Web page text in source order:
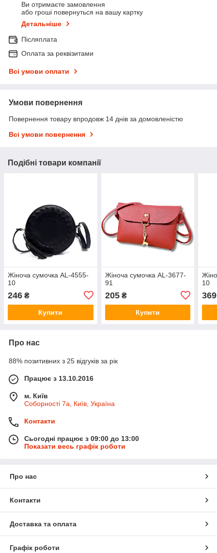
Ви отримаєте замовлення
або гроші повернуться на вашу картку
Детальніше
Післяплата
Оплата за реквізитами
Всі умови оплати
Умови повернення
Повернення товару впродовж 14 днів за домовленістю
Всі умови повернення
Подібні товари компанії
Жіноча сумочка AL-4555-
10
246 ₴
Купити
Жіноча сумочка AL-3677-
91
205₴
Купити
10
369
Про нас
88% позитивних з 25 відгуків за рік
Працює з 13.10.2016
м. Київ
Соборності 7а, Київ, Україна
Контакти
Сьогодні працює з 09:00 до 13:00
Показати весь графік роботи
Про нас
Контакти
Доставка та оплата
Графік роботи